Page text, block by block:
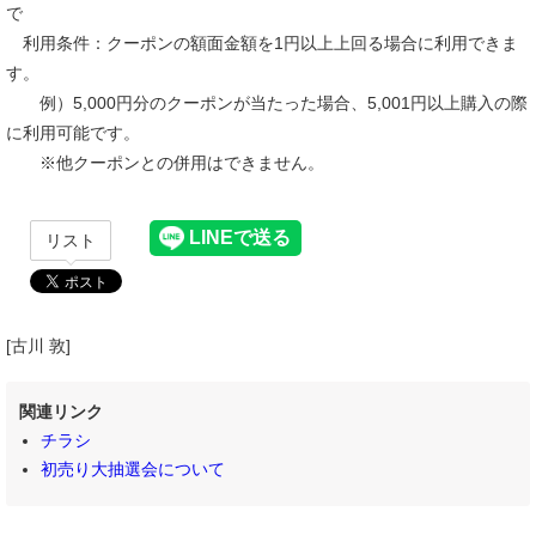
で
利用条件：クーポンの額面金額を1円以上上回る場合に利用できま
す。
例）5,000円分のクーポンが当たった場合、5,001円以上購入の際
に利用可能です。
※他クーポンとの併用はできません。
リスト
[古川 敦]
関連リンク
チラシ
初売り大抽選会について